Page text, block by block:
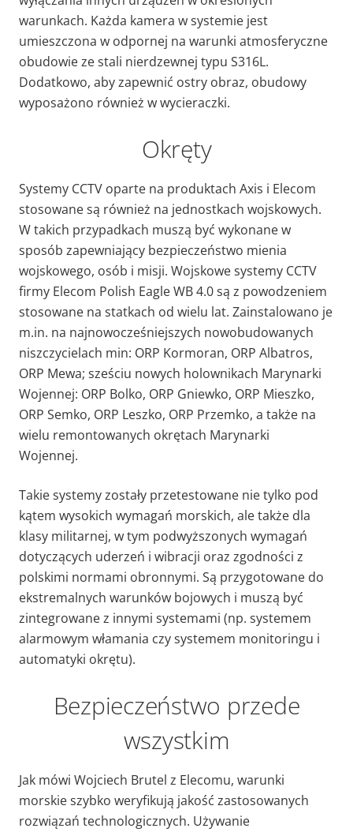
warunkach. Każda kamera w systemie jest
umieszczona w odpornej na warunki atmosferyczne
obudowie ze stali nierdzewnej typu S316L.
Dodatkowo, aby zapewnić ostry obraz, obudowy
wyposażono również w wycieraczki.
Okręty
Systemy CCTV oparte na produktach Axis i Elecom
stosowane są również na jednostkach wojskowych.
W takich przypadkach muszą być wykonane w
sposób zapewniający bezpieczeństwo mienia
wojskowego, osób i misji. Wojskowe systemy CCTV
firmy Elecom Polish Eagle WB 4.0 są z powodzeniem
stosowane na statkach od wielu lat. Zainstalowano je
m.in. na najnowocześniejszych nowobudowanych
niszczycielach min: ORP Kormoran, ORP Albatros,
ORP Mewa; sześciu nowych holownikach Marynarki
Wojennej: ORP Bolko, ORP Gniewko, ORP Mieszko,
ORP Semko, ORP Leszko, ORP Przemko, a także na
wielu remontowanych okrętach Marynarki
Wojennej.
Takie systemy zostały przetestowane nie tylko pod
kątem wysokich wymagań morskich, ale także dla
klasy militarnej, w tym podwyższonych wymagań
dotyczących uderzeń i wibracji oraz zgodności z
polskimi normami obronnymi. Są przygotowane do
ekstremalnych warunków bojowych i muszą być
zintegrowane z innymi systemami (np. systemem
alarmowym włamania czy systemem monitoringu i
automatyki okrętu).
Bezpieczeństwo przede
wszystkim
Jak mówi Wojciech Brutel z Elecomu, warunki
morskie szybko weryfikują jakość zastosowanych
rozwiązań technologicznych. Używanie